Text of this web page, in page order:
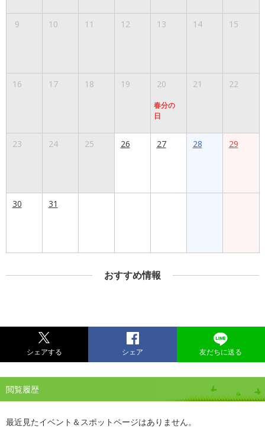
9 10 11 12 13 14 15
16 17 18 19 20
春分の
日
21 22
23 24 25 26 27 28 29
30 31
おすすめ情報
シェアする シェア 友だちに送る
閲覧履歴
最近見たイベント＆スポットページはありません。